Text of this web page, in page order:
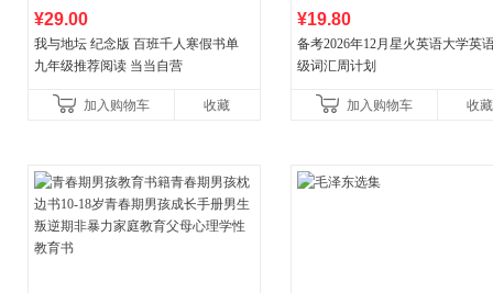
¥29.00
我与地坛 纪念版 百班千人寒假书单
九年级推荐阅读 当当自营
加入购物车 收藏
¥19.80
备考2026年12月星火英语大学英
级词汇周计划
加入购物车 收藏